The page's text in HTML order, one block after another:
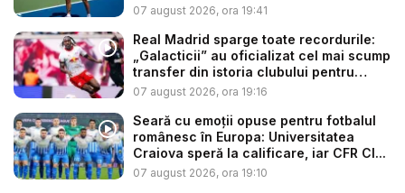
07 august 2026, ora 19:41
Real Madrid sparge toate recordurile:
„Galacticii” au oficializat cel mai scump
transfer din istoria clubului pentru
sup...
07 august 2026, ora 19:16
Seară cu emoții opuse pentru fotbalul
românesc în Europa: Universitatea
Craiova speră la calificare, iar CFR Cl...
07 august 2026, ora 19:10